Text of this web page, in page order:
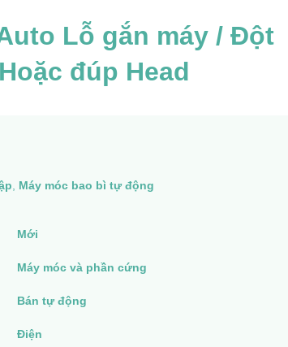
Lỗ gắn máy / Đột
đúp Head
Máy móc bao bì tự động
Mới
Máy móc và phần cứng
Bán tự động
Điện